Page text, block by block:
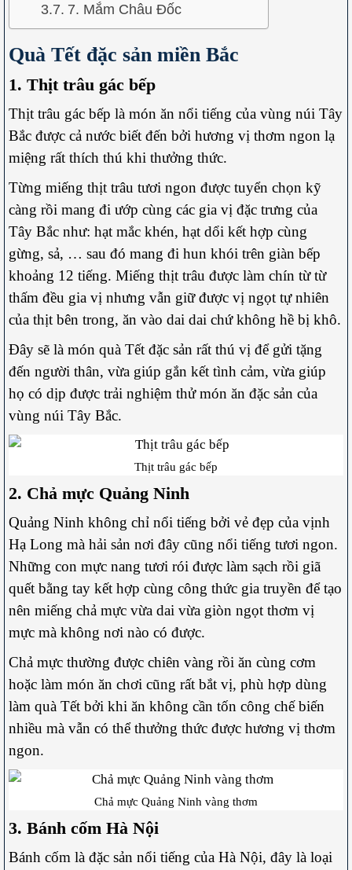
7. Mắm Châu Đốc
Quà Tết đặc sản miền Bắc
1. Thịt trâu gác bếp
Thịt trâu gác bếp là món ăn nổi tiếng của vùng núi Tây
Bắc được cả nước biết đến bởi hương vị thơm ngon lạ
miệng rất thích thú khi thưởng thức.
Từng miếng thịt trâu tươi ngon được tuyển chọn kỹ
càng rồi mang đi ướp cùng các gia vị đặc trưng của
Tây Bắc như: hạt mắc khén, hạt dổi kết hợp cùng
gừng, sả, … sau đó mang đi hun khói trên giàn bếp
khoảng 12 tiếng. Miếng thịt trâu được làm chín từ từ
thấm đều gia vị nhưng vẫn giữ được vị ngọt tự nhiên
của thịt bên trong, ăn vào dai dai chứ không hề bị khô.
Đây sẽ là món quà Tết đặc sản rất thú vị để gửi tặng
đến người thân, vừa giúp gắn kết tình cảm, vừa giúp
họ có dịp được trải nghiệm thử món ăn đặc sản của
vùng núi Tây Bắc.
Thịt trâu gác bếp
2. Chả mực Quảng Ninh
Quảng Ninh không chỉ nổi tiếng bởi vẻ đẹp của vịnh
Hạ Long mà hải sản nơi đây cũng nổi tiếng tươi ngon.
Những con mực nang tươi rói được làm sạch rồi giã
quết bằng tay kết hợp cùng công thức gia truyền để tạo
nên miếng chả mực vừa dai vừa giòn ngọt thơm vị
mực mà không nơi nào có được.
Chả mực thường được chiên vàng rồi ăn cùng cơm
hoặc làm món ăn chơi cũng rất bắt vị, phù hợp dùng
làm quà Tết bởi khi ăn không cần tốn công chế biến
nhiều mà vẫn có thể thưởng thức được hương vị thơm
ngon.
Chả mực Quảng Ninh vàng thơm
3. Bánh cốm Hà Nội
Bánh cốm là đặc sản nổi tiếng của Hà Nội, đây là loại